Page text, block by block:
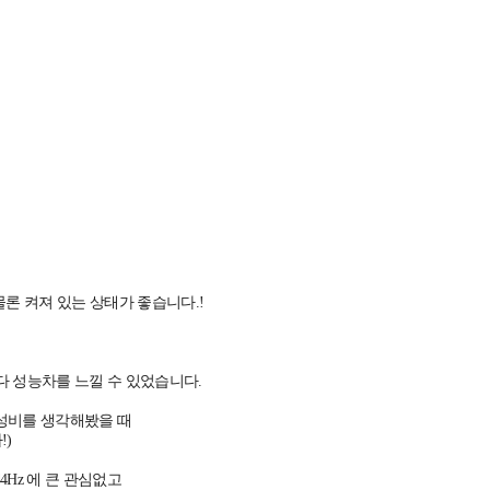
켜져 있는 상태가 좋습니다.!
성능차를 느낄 수 있었습니다.
비를 생각해봤을 때
에 큰 관심없고